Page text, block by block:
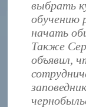
выбрать
обучению
начать
Также
объявил,